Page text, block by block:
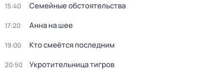
15:40 Семейные обстоятельства
17:20 Анна на шее
19:00 Кто смеётся последним
20:50 Укротительница тигров